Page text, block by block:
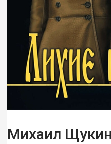
Михаил Щукин